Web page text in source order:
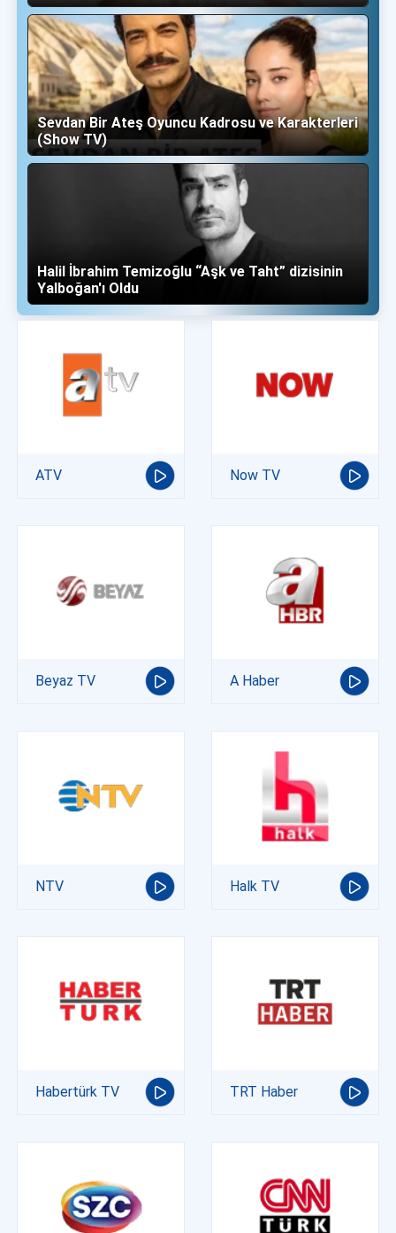
Sevdan Bir Ateş Oyuncu Kadrosu ve Karakterleri
(Show TV)
Halil İbrahim Temizoğlu “Aşk ve Taht” dizisinin
Yalboğan'ı Oldu
ATV Now TV
Beyaz TV A Haber
NTV Halk TV
Habertürk TV TRT Haber